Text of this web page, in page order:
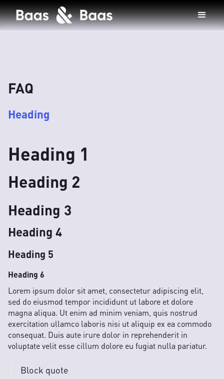
FAQ
Heading
Heading 1
Heading 2
Heading 3
Heading 4
Heading 5
Heading 6
Lorem ipsum dolor sit amet, consectetur adipiscing elit,
sed do eiusmod tempor incididunt ut labore et dolore
magna aliqua. Ut enim ad minim veniam, quis nostrud
exercitation ullamco laboris nisi ut aliquip ex ea commodo
consequat. Duis aute irure dolor in reprehenderit in
voluptate velit esse cillum dolore eu fugiat nulla pariatur.
Block quote